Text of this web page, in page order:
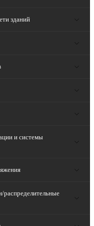
зданий
и системы
распределительные